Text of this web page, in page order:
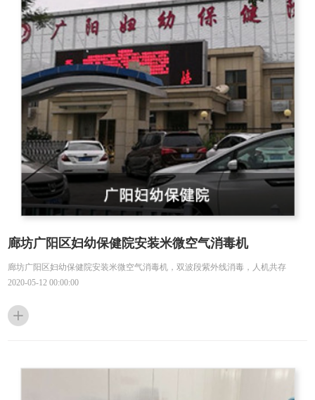
廊坊广阳区妇幼保健院安装米微空气消毒机
廊坊广阳区妇幼保健院安装米微空气消毒机，双波段紫外线消毒，人机共存
2020-05-12 00:00:00